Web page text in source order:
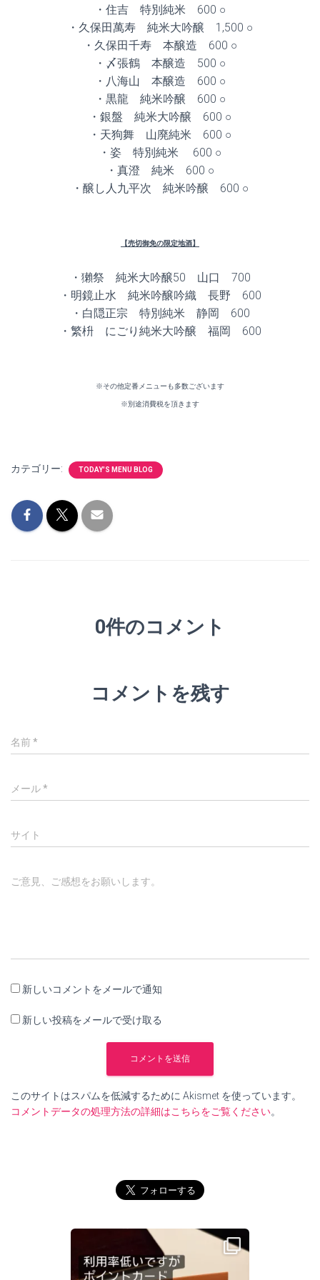
・住吉 特別純米 600 ○
・久保田萬寿 純米大吟醸 1,500 ○
・久保田千寿 本醸造 600 ○
・〆張鶴 本醸造 500 ○
・八海山 本醸造 600 ○
・黒龍 純米吟醸 600 ○
・銀盤 純米大吟醸 600 ○
・天狗舞 山廃純米 600 ○
・姿 特別純米 600 ○
・真澄 純米 600 ○
・醸し人九平次 純米吟醸 600 ○
【売切御免の限定地酒】
・獺祭 純米大吟醸50 山口 700
・明鏡止水 純米吟醸吟織 長野 600
・白隠正宗 特別純米 静岡 600
・繁枡 にごり純米大吟醸 福岡 600
※その他定番メニューも多数ございます
※別途消費税を頂きます
カテゴリー: TODAY'S MENU BLOG
0件のコメント
コメントを残す
名前*
メール*
サイト
ご意見、ご感想をお願いします。
新しいコメントをメールで通知
新しい投稿をメールで受け取る
このサイトはスパムを低減するために Akismet を使っています。
コメントデータの処理方法の詳細はこちらをご覧ください。